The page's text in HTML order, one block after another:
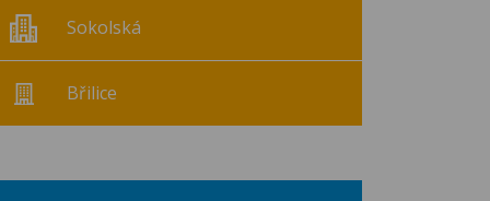
Sokolská
Břilice